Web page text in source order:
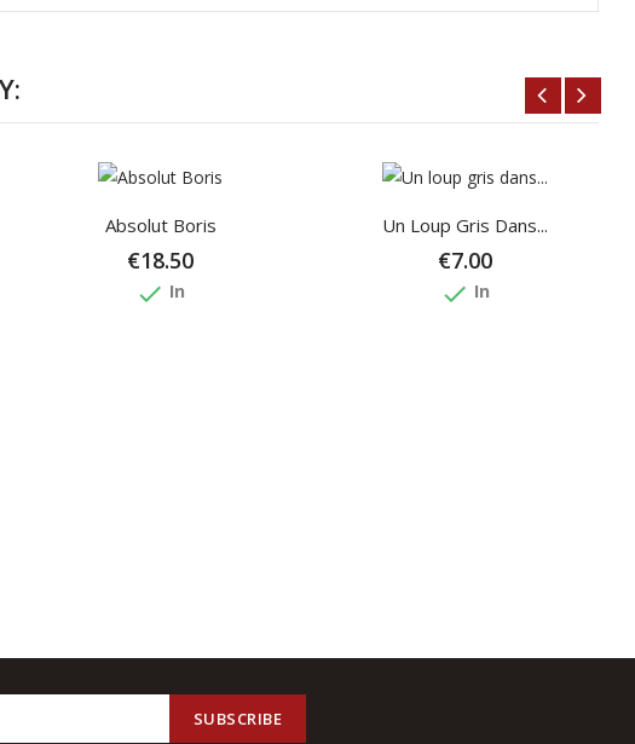
Absolut Boris
€18.50
done In
Un Loup Gris Dans...
€7.00
done In